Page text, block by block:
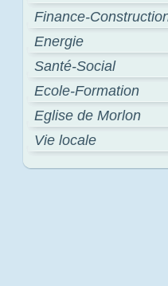
Finance-
Energie
Santé-Social
Ecole-Formation
Eglise de Morlon
Vie locale